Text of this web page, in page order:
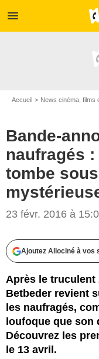
menu
Accueil News cinéma, films
Bande-
naufragés
tombe
23 févr. 2016 à
Ajoutez Allociné à vos
Après le truculent
Betbeder revient
les naufragés,
loufoque que son
Découvrez les
le 13 avril.